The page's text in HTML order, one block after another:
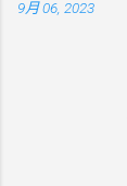
9月 06, 2023